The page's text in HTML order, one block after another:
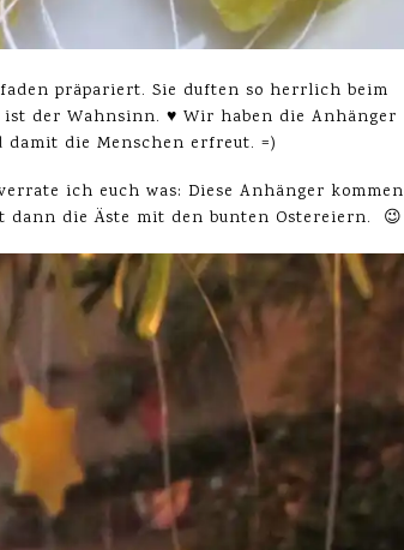
präpariert. Sie duften so herrlich beim
ist der Wahnsinn. ♥ Wir haben die Anhänger
damit die Menschen erfreut. =)
ich euch was: Diese Anhänger kommen
die Äste mit den bunten Ostereiern. 😉